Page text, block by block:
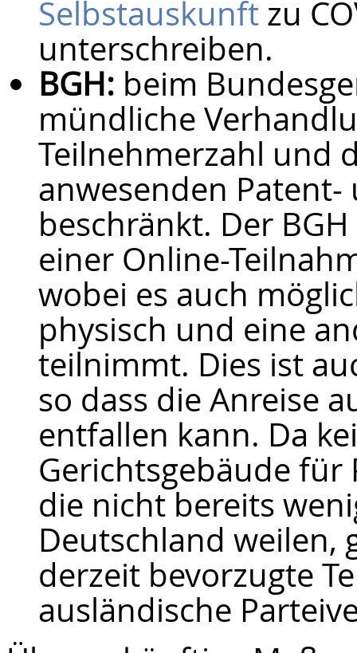
Selbstauskunft zu
unterschreiben.
BGH: beim
mündliche
Teilnehmerzahl und
anwesenden
beschränkt. Der
einer Online-
wobei es auch
physisch und eine
teilnimmt. Dies ist
so dass die Anreise
entfallen kann. Da
Gerichtsgebäude für
die nicht bereits
Deutschland weilen,
derzeit bevorzugte
ausländische